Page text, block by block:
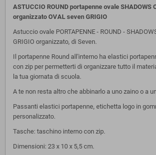
ASTUCCIO ROUND portapenne ovale SHADOWS
organizzato OVAL seven GRIGIO
Astuccio ovale PORTAPENNE - ROUND -
GRIGIO organizzato, di Seven.
Il portapenne Round all'interno ha elastici
con zip per permetterti di organizzare tutto il
la tua giornata di scuola.
A te non resta altro che abbinarlo a uno zaino o a
Passanti elastici portapenne, etichetta logo in
personalizzato.
Tasche: taschino interno con zip.
Dimensioni: 23 x 10 x 5,5 cm.